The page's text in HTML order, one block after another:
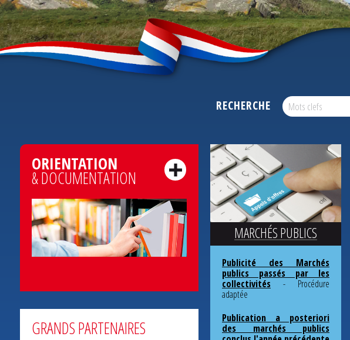
RECHERCHE
ORIENTATION
& DOCUMENTATION
GRANDS PARTENAIRES
MARCHÉS PUBLICS
Publicité des Marchés
publics passés par les
collectivités - Procédure
adaptée
Publication a posteriori
des marchés publics